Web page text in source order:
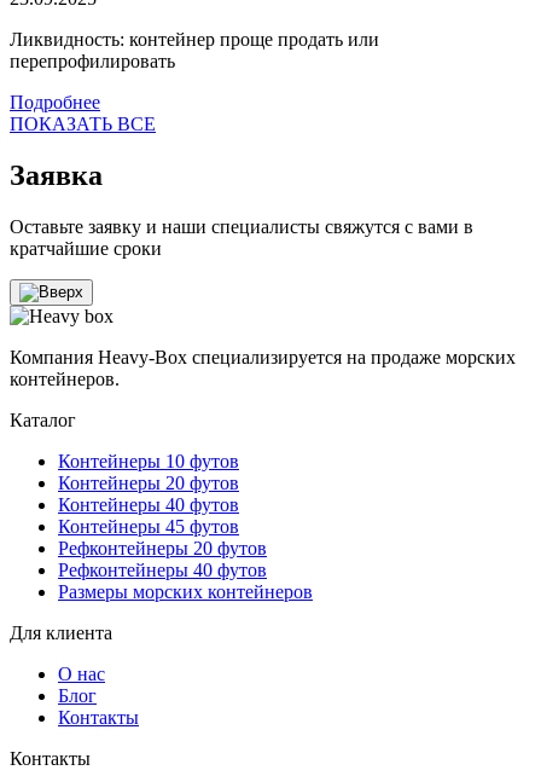
Ликвидность: контейнер проще продать или
перепрофилировать
Подробнее
ПОКАЗАТЬ ВСЕ
Заявка
Оставьте заявку и наши специалисты свяжутся с вами в
кратчайшие сроки
Компания Heavy-Box специализируется на продаже морских
контейнеров.
Каталог
Контейнеры 10 футов
Контейнеры 20 футов
Контейнеры 40 футов
Контейнеры 45 футов
Рефконтейнеры 20 футов
Рефконтейнеры 40 футов
Размеры морских контейнеров
Для клиента
О нас
Блог
Контакты
Контакты